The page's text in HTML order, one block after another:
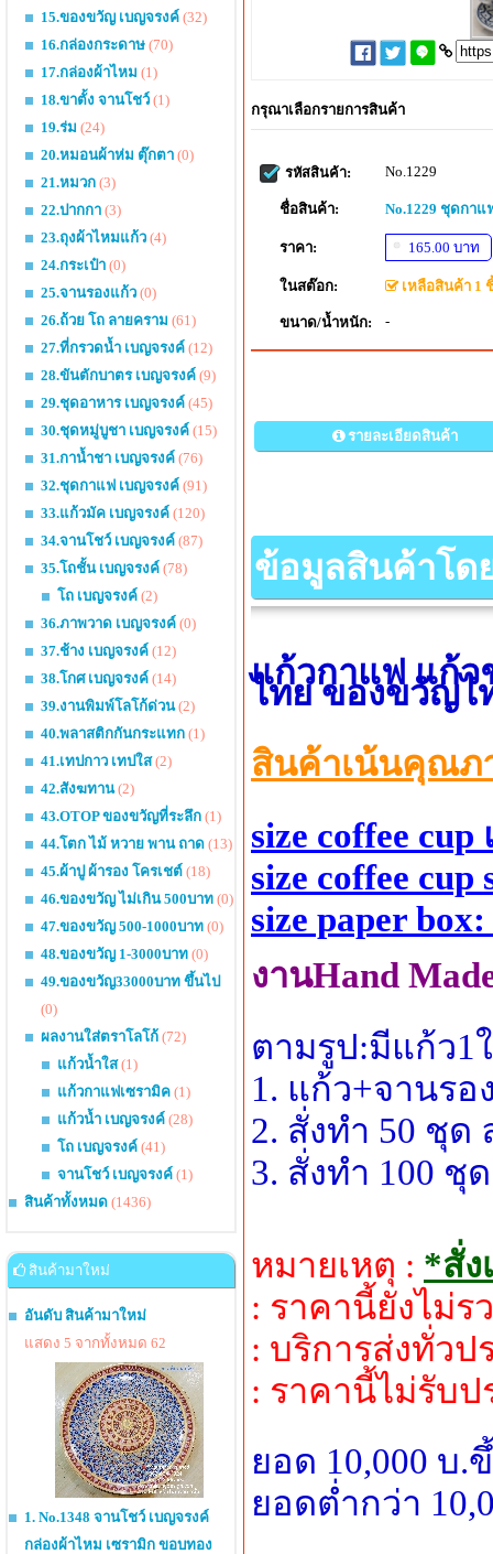
15.ของขวัญ เบญจรงค์ (32)
16.กล่องกระดาษ (70)
17.กล่องผ้าไหม (1)
18.ขาตั้ง จานโชว์ (1)
19.ร่ม (24)
20.หมอนผ้าห่ม ตุ๊กตา (0)
21.หมวก (3)
22.ปากกา (3)
23.ถุงผ้าไหมแก้ว (4)
24.กระเป๋า (0)
25.จานรองแก้ว (0)
26.ถ้วย โถ ลายคราม (61)
27.ที่กรวดน้ำ เบญจรงค์ (12)
28.ขันตักบาตร เบญจรงค์ (9)
29.ชุดอาหาร เบญจรงค์ (45)
30.ชุดหมู่บูชา เบญจรงค์ (15)
31.กาน้ำชา เบญจรงค์ (76)
32.ชุดกาแฟ เบญจรงค์ (91)
33.แก้วมัค เบญจรงค์ (120)
34.จานโชว์ เบญจรงค์ (87)
35.โถชั้น เบญจรงค์ (78)
โถ เบญจรงค์ (2)
36.ภาพวาด เบญจรงค์ (0)
37.ช้าง เบญจรงค์ (12)
38.โกศ เบญจรงค์ (14)
39.งานพิมพ์โลโก้ด่วน(2)
40.พลาสติกกันกระแทก (1)
41.เทปกาว เทปใส(2)
42.สังฆทาน(2)
43.OTOP ของขวัญที่ระลึก (1)
44.โตก ไม้ หวาย พาน ถาด (13)
45.ผ้าปู ผ้ารอง โครเชต์ (18)
46.ของขวัญ ไม่เกิน 500บาท (0)
47.ของขวัญ 500-1000บาท (0)
48.ของขวัญ 1-3000บาท (0)
49.ของขวัญ33000บาท ขึ้นไป
(0)
ผลงานใส่ตราโลโก้ (72)
แก้วน้ำใส(1)
แก้วกาแฟเซรามิค (1)
แก้วน้ำ เบญจรงค์ (28)
โถ เบญจรงค์ (41)
จานโชว์ เบญจรงค์ (1)
สินค้าทั้งหมด (1436)
สินค้ามาใหม่
อันดับ สินค้ามาใหม่
แสดง 5 จากทั้งหมด 62
1. No.1348 จานโชว์ เบญจรงค์
กล่องผ้าไหม เซรามิก ขอบทอง
กรุณาเลือกรายการสินค้า
รหัสสินค้า: No.1229
ชื่อสินค้า: No.1229 ชุดกา
ราคา: 165.00 บาท
ในสต๊อก: เหลือสินค้า 1
ขนาด/น้ำหนัก: -
รายละเอียดสินค้า
ข้อมูลสินค้าโด
แก้วกาแฟ แก้ว
ไทย ของขวัญไ
สินค้าเน้นคุณภ
size coffee
size coffee cup
size paper
งานHand
ตามรูป:มีแก้ว1
1. แก้ว+จานรอ
2. สั่งทำ 50 ชุด
3. สั่งทำ 100 ชุ
หมายเหตุ : *สั่ง
: ราคานี้ยังไม่
: บริการส่งทั่วป
: ราคานี้ไม่รับ
ยอด 10,000 บ
ยอดต่ำกว่า